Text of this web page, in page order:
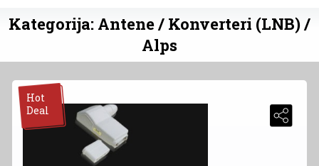
Kategorija: Antene / Konverteri (LNB) /
Alps
Hot
Deal